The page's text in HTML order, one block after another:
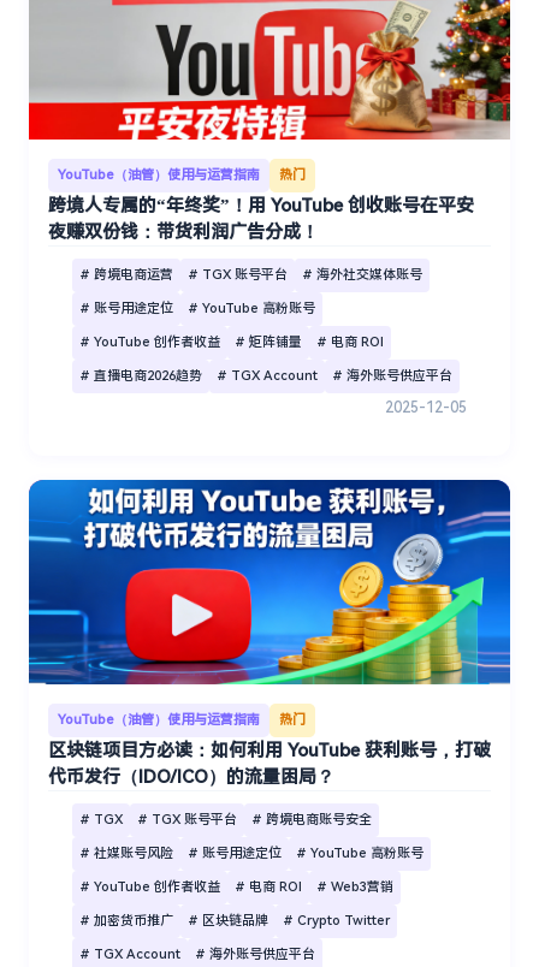
YouTube（油管）使用与运营指南 热门
跨境人专属的“年终奖”！用 YouTube 创收账号在平安
夜赚双份钱：带货利润广告分成！
# 跨境电商运营 # TGX 账号平台 # 海外社交媒体账号
# 账号用途定位 # YouTube 高粉账号
# YouTube 创作者收益 # 矩阵铺量 # 电商 ROI
# 直播电商2026趋势 # TGX Account # 海外账号供应平台
2025-12-05
YouTube（油管）使用与运营指南 热门
区块链项目方必读：如何利用 YouTube 获利账号，打破
代币发行（IDO/ICO）的流量困局？
# TGX # TGX 账号平台 # 跨境电商账号安全
# 社媒账号风险 # 账号用途定位 # YouTube 高粉账号
# YouTube 创作者收益 # 电商 ROI # Web3营销
# 加密货币推广 # 区块链品牌 # Crypto Twitter
# TGX Account # 海外账号供应平台